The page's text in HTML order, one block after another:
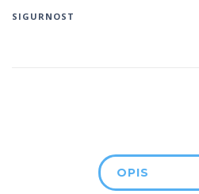
SIGURNOST
OPIS